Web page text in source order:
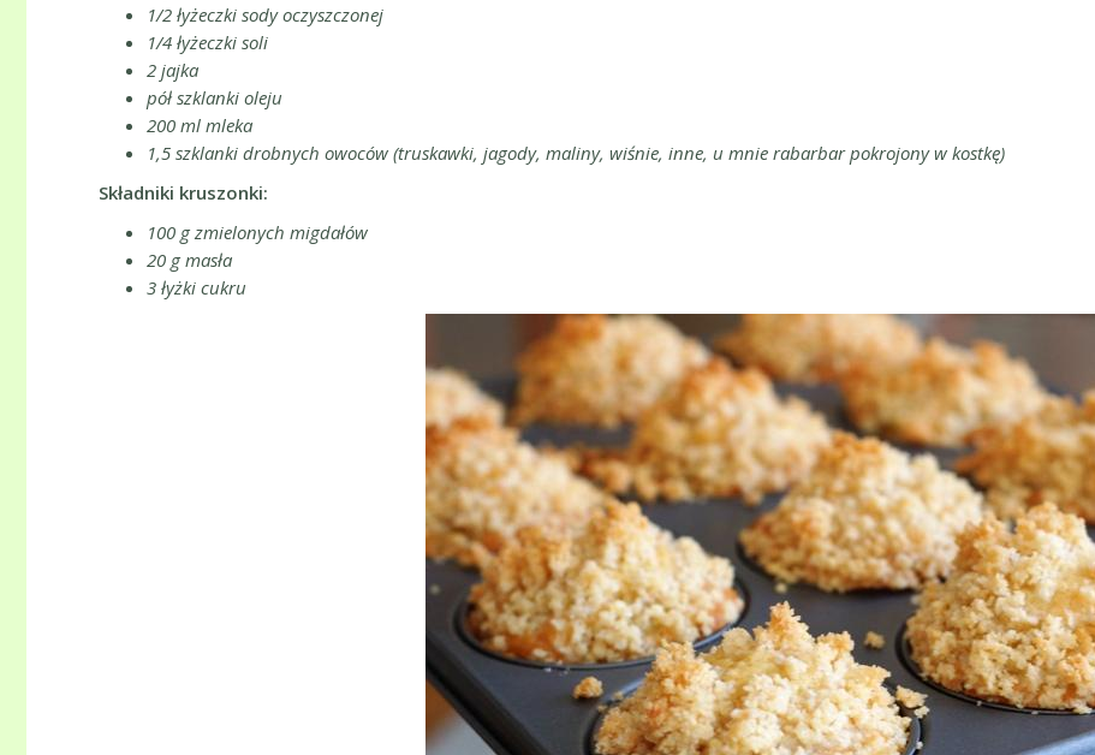
1/2 łyżeczki sody oczyszczonej
1/4 łyżeczki soli
2 jajka
pół szklanki oleju
200 ml mleka
1,5 szklanki drobnych owoców (truskawki, jagody, maliny, wiśnie, inne, u mnie rabarbar pokrojony w kostkę)
Składniki kruszonki:
100 g zmielonych migdałów
20 g masła
3 łyżki cukru